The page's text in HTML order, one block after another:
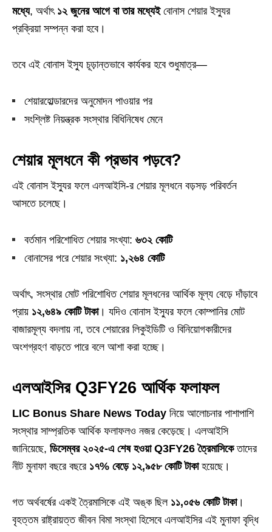
মধ্যে, অর্থাৎ ১২ জুনের আগে বা তার মধ্যেইবোনাস শেয়ার ইস্যুর
প্রক্রিয়া সম্পন্ন করা হবে।
তবে এই বোনাস ইস্যু চূড়ান্তভাবে কার্যকর হবে শুধুমাত্র—
শেয়ারহোল্ডারদের অনুমোদন পাওয়ার পর
সংশ্লিষ্ট নিয়ন্ত্রক সংস্থার বিধিনিষেধ মেনে
শেয়ার মূলধনে কী প্রভাব পড়বে?
এই বোনাস ইস্যুর ফলে এলআইসি‑র শেয়ার মূলধনে বড়সড় পরিবর্তন
আসতে চলেছে।
বর্তমান পরিশোধিত শেয়ার সংখ্যা: ৬৩২ কোটি
বোনাসের পরে শেয়ার সংখ্যা: ১,২৬৪ কোটি
অর্থাৎ, সংস্থার মোট পরিশোধিত শেয়ার মূলধনের আর্থিক মূল্য বেড়ে দাঁড়াবে
প্রায় ১২,৬৪৯ কোটি টাকা। যদিও বোনাস ইস্যুর ফলে কোম্পানির মোট
বাজারমূল্য বদলায় না, তবে শেয়ারের লিকুইডিটি ও বিনিয়োগকারীদের
অংশগ্রহণ বাড়তে পারে বলে আশা করা হচ্ছে।
এলআইসির Q3FY26 আর্থিক ফলাফল
LIC Bonus Share News Today নিয়ে আলোচনার পাশাপাশি
সংস্থার সাম্প্রতিক আর্থিক ফলাফলও নজর কেড়েছে। এলআইসি
জানিয়েছে, ডিসেম্বর ২০২৫‑এ শেষ হওয়া Q3FY26 ত্রৈমাসিকেতাদের
নীট মুনাফা বছরে বছরে ১৭% বেড়ে ১২,৯৫৮ কোটি টাকাহয়েছে।
গত অর্থবর্ষের একই ত্রৈমাসিকে এই অঙ্ক ছিল ১১,০৫৬ কোটি টাকা।
বৃহত্তম রাষ্ট্রায়ত্ত জীবন বিমা সংস্থা হিসেবে এলআইসির এই মুনাফা বৃদ্ধি